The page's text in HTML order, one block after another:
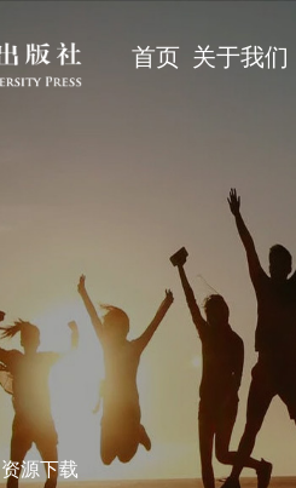
首页 关于我们
资源下载